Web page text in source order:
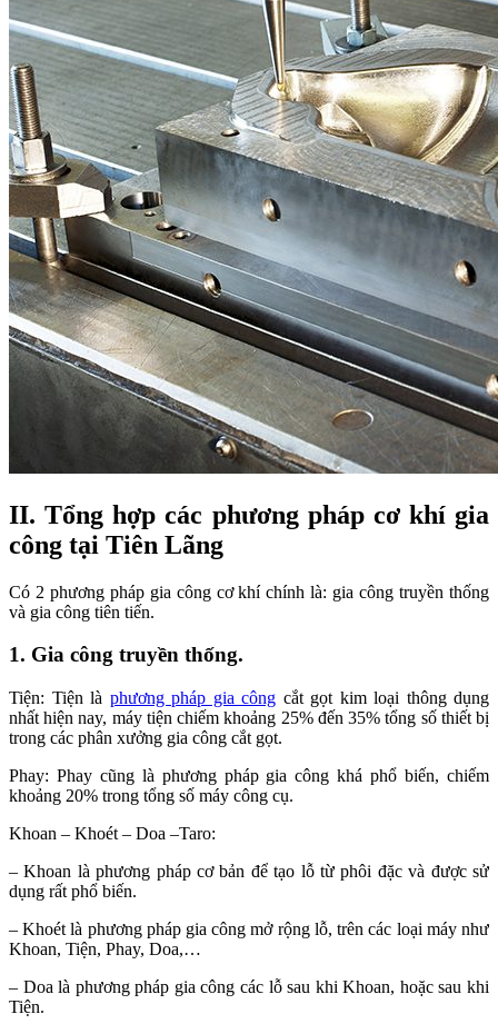
II. Tổng hợp các phương pháp cơ khí gia
công tại Tiên Lãng
Có 2 phương pháp gia công cơ khí chính là: gia công truyền thống
và gia công tiên tiến.
1. Gia công truyền thống.
Tiện: Tiện là phương pháp gia công cắt gọt kim loại thông dụng
nhất hiện nay, máy tiện chiếm khoảng 25% đến 35% tổng số thiết bị
trong các phân xưởng gia công cắt gọt.
Phay: Phay cũng là phương pháp gia công khá phổ biến, chiếm
khoảng 20% trong tổng số máy công cụ.
Khoan – Khoét – Doa –Taro:
– Khoan là phương pháp cơ bản để tạo lỗ từ phôi đặc và được sử
dụng rất phổ biến.
– Khoét là phương pháp gia công mở rộng lỗ, trên các loại máy như
Khoan, Tiện, Phay, Doa,…
– Doa là phương pháp gia công các lỗ sau khi Khoan, hoặc sau khi
Tiện.